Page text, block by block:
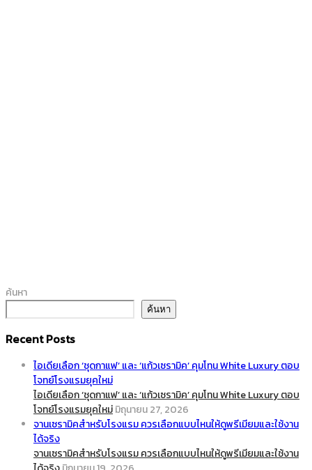
ค้นหา
ค้นหา
Recent Posts
ไอเดียเลือก ‘ชุดกาแฟ’ และ ‘แก้วเซรามิค’ คุมโทน White Luxury ตอบ
โจทย์โรงแรมยุคใหม่
ไอเดียเลือก ‘ชุดกาแฟ’ และ ‘แก้วเซรามิค’ คุมโทน White Luxury ตอบ
โจทย์โรงแรมยุคใหม่มิถุนายน 27, 2026
จานเซรามิคสำหรับโรงแรม ควรเลือกแบบไหนให้ดูพรีเมียมและใช้งาน
ได้จริง
จานเซรามิคสำหรับโรงแรม ควรเลือกแบบไหนให้ดูพรีเมียมและใช้งาน